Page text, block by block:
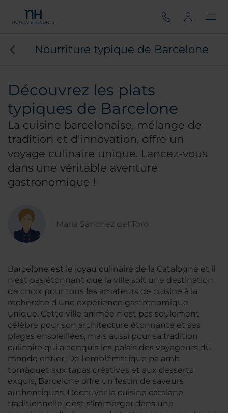
Nourriture typique de Barcelone
Découvrez les plats
typiques de Barcelone
La cuisine barcelonaise, mélange de
tradition et d'innovation, offre un
voyage culinaire unique. Lancez-vous
dans une véritable aventure
gastronomique !
María Sánchez del Toro
Barcelone est le joyau culinaire de la Catalogne et il
n'est pas étonnant que la ville soit une destination
de choix pour tous les amateurs de cuisine à la
recherche d'une expérience gastronomique
unique. Cette ville animée n'est pas seulement
célèbre pour son architecture étonnante et ses
plages ensoleillées, mais aussi pour sa tradition
culinaire qui a conquis les palais des voyageurs du
monde entier. De l'emblématique pa amb
tomàquet aux tapas créatives et aux desserts
exquis, Barcelone offre un festin de saveurs
authentiques. Découvrir la cuisine catalane
traditionnelle, c'est s'immerger dans une